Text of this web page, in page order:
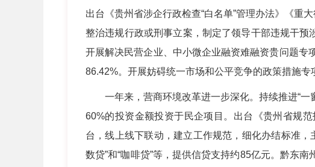
出台《贵州省涉企行政检查“白名单”管理办法》《重
整治违规行政或刑事立案，制定了领导干部违规干预
开展解决民营企业、中小微企业融资难融资贵问题专
86.42%。开展妨碍统一市场和公平竞争的政策措施专
一年来，营商环境改革进一步深化。持续推进“一窗
60%的投资金额投资于民企项目。出台《贵州省规
台，线上线下联动，建立工作规范，细化办结标准
数贷”和“咖啡贷”等，提供信贷支持约85亿元。黔东